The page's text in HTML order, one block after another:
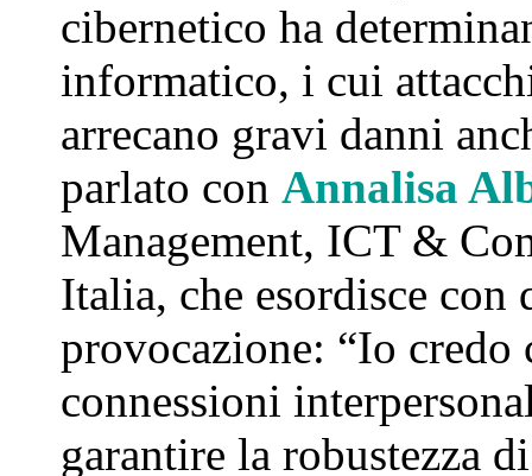
cibernetico ha
informatico, i cui
arrecano gravi danni
parlato con Annalisa
Management, ICT &
Italia, che esordisce con
provocazione: “Io credo
connessioni
garantire la robustezza